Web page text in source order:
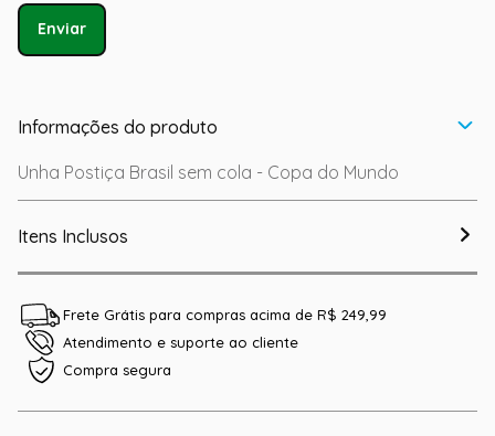
Enviar
Informações do produto
Unha Postiça Brasil sem cola - Copa do Mundo
Itens Inclusos
Frete Grátis para compras acima de R$ 249,99
Atendimento e suporte ao cliente
Compra segura